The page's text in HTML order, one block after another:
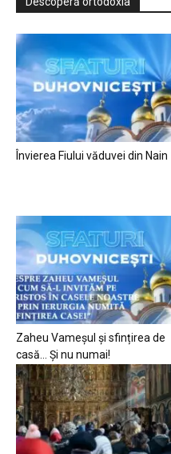
Învierea Fiului văduvei din Nain
Zaheu Vameșul și sfințirea de
casă… Și nu numai!